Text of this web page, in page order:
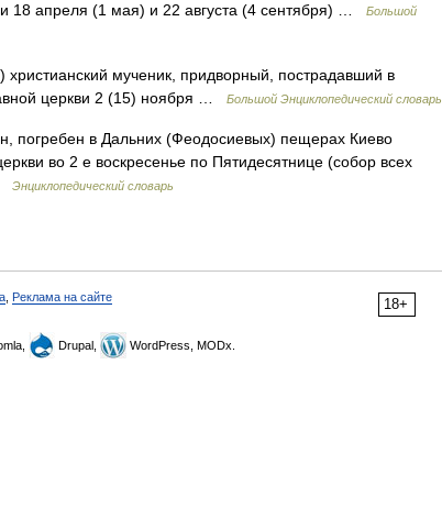
18 апреля (1 мая) и 22 августа (4 сентября) …
Большой
мученик, придворный, пострадавший в
церкви 2 (15) ноября …
Большой Энциклопедический словарь
погребен в Дальних (Феодосиевых) пещерах Киево
во 2 е воскресенье по Пятидесятнице (собор всех
Энциклопедический словарь
18+
Реклама на сайте
Drupal, WordPress, MODx.